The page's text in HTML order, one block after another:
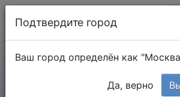
Подтвердите город
Ваш город определён как
Да, верно